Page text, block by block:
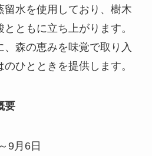
留水を使用しており、樹木
ともに立ち上がります。
、森の恵みを味覚で取り入
ひとときを提供します。
要
9月6日